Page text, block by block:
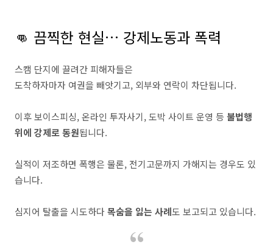
👊 끔찍한 현실… 강제노동과 폭력
스캠 단지에 끌려간 피해자들은
도착하자마자 여권을 빼앗기고, 외부와 연락이 차단됩니다.
이후 보이스피싱, 온라인 투자사기, 도박 사이트 운영 등 불법행
위에 강제로 동원됩니다.
실적이 저조하면 폭행은 물론, 전기고문까지 가해지는 경우도 있
습니다.
심지어 탈출을 시도하다목숨을 잃는 사례도 보고되고 있습니다.